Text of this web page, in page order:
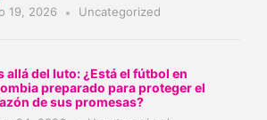
19, 2026 Uncategorized
allá del luto: ¿Está el fútbol en
preparado para proteger el
de sus promesas?